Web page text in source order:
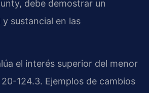
debe demostrar un
sustancial en las
el interés superior del menor
124.3. Ejemplos de cambios